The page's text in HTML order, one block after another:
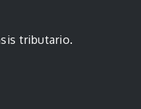
tributario.